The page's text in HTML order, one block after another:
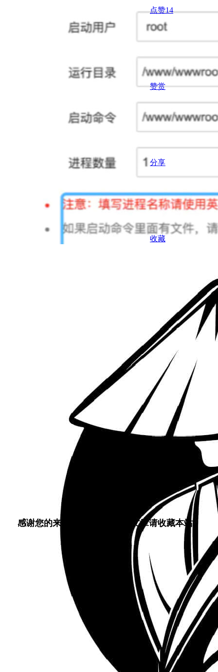
在宝塔面板点击刚才新建的网站，点击反向代理-添加反向代
理，代理名称随便填，我这里填写cloudreve,目标URL填写
安装基础组件wget、curl、ca-certificates
apt install wget curl ca-certificates
wget -N git.io/aria2.sh && chmod +x aria2.sh
------本页内容已结束，喜欢请分享------
感谢您的来访，获取更多精彩文章请收藏本站。
点赞14
赞赏
分享
收藏